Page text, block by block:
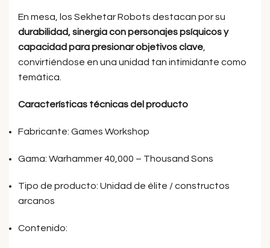
En mesa, los Sekhetar Robots destacan por su
durabilidad, sinergia con personajes psíquicos y
capacidad para presionar objetivos clave
convirtiéndose en una unidad tan intimidante como
temática.
Características técnicas del producto
Fabricante: Games Workshop
Gama: Warhammer 40,000 – Thousand Sons
Tipo de producto: Unidad de élite / constructos
arcanos
Contenido: